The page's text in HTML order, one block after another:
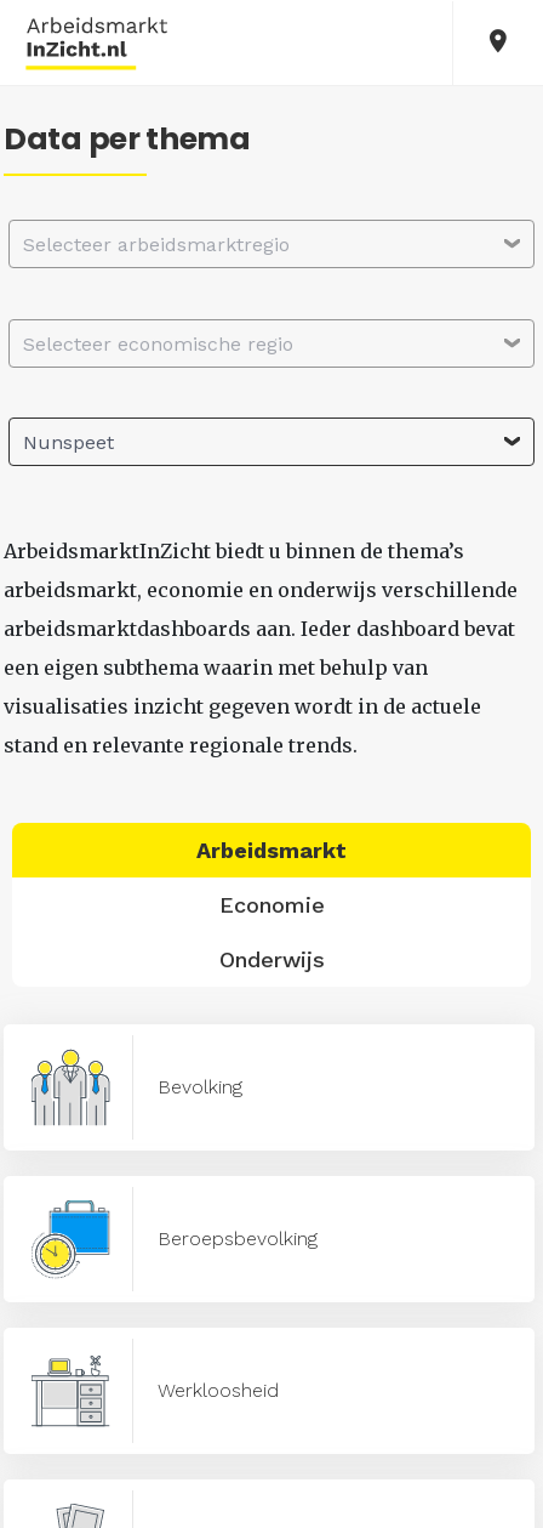
Data per thema
Selecteer arbeidsmarktregio
Selecteer economische regio
Nunspeet
ArbeidsmarktInZicht biedt u binnen de thema’s
arbeidsmarkt, economie en onderwijs verschillende
arbeidsmarktdashboards aan. Ieder dashboard bevat
een eigen subthema waarin met behulp van
visualisaties inzicht gegeven wordt in de actuele
stand en relevante regionale trends.
Arbeidsmarkt
Economie
Onderwijs
Bevolking
Beroepsbevolking
Werkloosheid